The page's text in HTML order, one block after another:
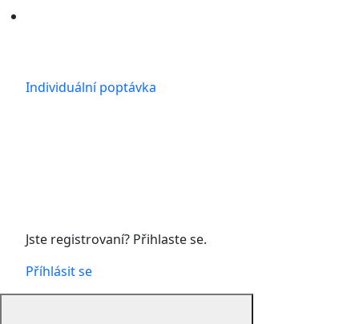
Individuální poptávka
Jste registrovaní? Přihlaste se.
Příhlásit se